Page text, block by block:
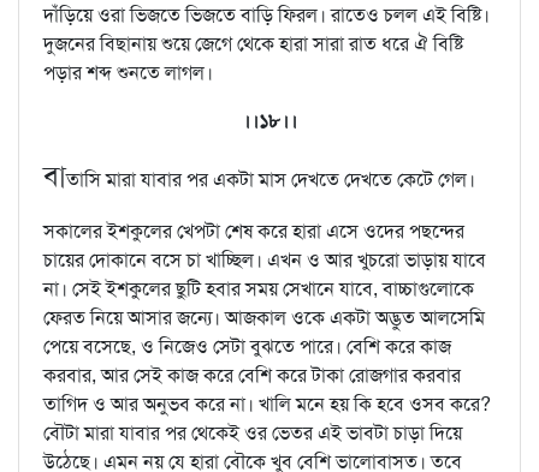
দাঁড়িয়ে ওরা ভিজতে ভিজতে বাড়ি ফিরল। রাতেও চলল এই বিষ্টি।
দুজনের বিছানায় শুয়ে জেগে থেকে হারা সারা রাত ধরে ঐ বিষ্টি
পড়ার শব্দ শুনতে লাগল।
।।১৮।।
বাতাসি মারা যাবার পর একটা মাস দেখতে দেখতে কেটে গেল।
সকালের ইশকুলের খেপটা শেষ করে হারা এসে ওদের পছন্দের
চায়ের দোকানে বসে চা খাচ্ছিল। এখন ও আর খুচরো ভাড়ায় যাবে
না। সেই ইশকুলের ছুটি হবার সময় সেখানে যাবে, বাচ্চাগুলোকে
ফেরত নিয়ে আসার জন্যে। আজকাল ওকে একটা অদ্ভুত আলসেমি
পেয়ে বসেছে, ও নিজেও সেটা বুঝতে পারে। বেশি করে কাজ
করবার, আর সেই কাজ করে বেশি করে টাকা রোজগার করবার
তাগিদ ও আর অনুভব করে না। খালি মনে হয় কি হবে ওসব করে?
বৌটা মারা যাবার পর থেকেই ওর ভেতর এই ভাবটা চাড়া দিয়ে
উঠেছে। এমন নয় যে হারা বৌকে খুব বেশি ভালোবাসত। তবে